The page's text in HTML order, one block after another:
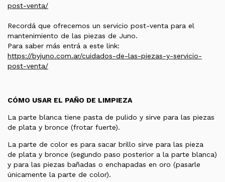
post-venta/
Recordá que ofrecemos un servicio post-venta para el
mantenimiento de las piezas de Juno.
Para saber más entrá a este link:
https://byjuno.com.ar/cuidados-de-las-piezas-y-servicio-
post-venta/
CÓMO USAR EL PAÑO DE LIMPIEZA
La parte blanca tiene pasta de pulido y sirve para las piezas
de plata y bronce (frotar fuerte).
La parte de color es para sacar brillo sirve para las pieza
de plata y bronce (segundo paso posterior a la parte blanca)
y para las piezas bañadas o enchapadas en oro (pasarle
únicamente la parte de color).